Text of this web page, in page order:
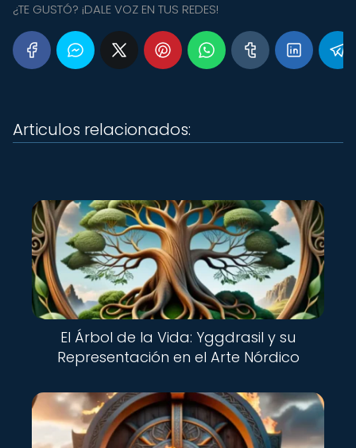
¿TE GUSTÓ? ¡DALE VOZ EN TUS REDES!
Articulos relacionados:
El Árbol de la Vida: Yggdrasil y su
Representación en el Arte Nórdico